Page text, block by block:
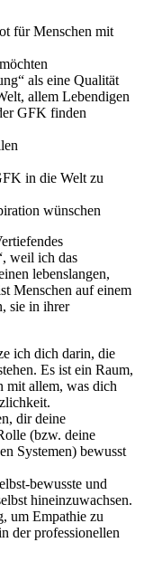
für Menschen mit
als eine Qualität
allem Lebendigen
GFK finden
in die Welt zu
wünschen
weil ich das
lebenslangen,
Menschen auf einem
sie in ihrer
ich dich darin, die
Es ist ein Raum,
mit allem, was dich
dir deine
(bzw. deine
Systemen) bewusst
bewusste und
hineinzuwachsen.
um Empathie zu
der professionellen